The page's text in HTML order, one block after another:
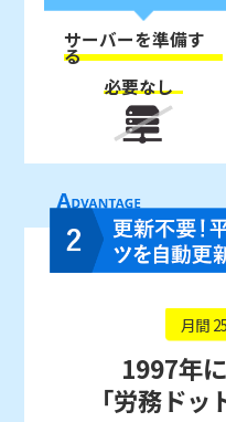
サーバーを準備す
る
必要なし
月間
1997年
「労務ド